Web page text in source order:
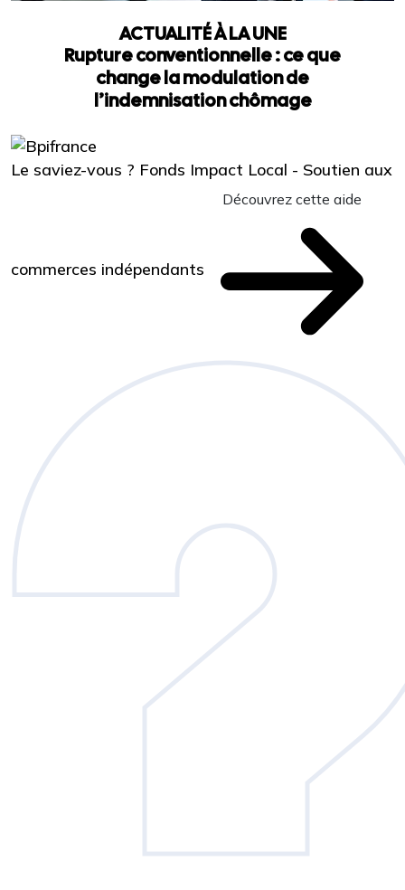
ACTUALITÉ À LA UNE
Rupture conventionnelle : ce que
change la modulation de
l’indemnisation chômage
Le saviez-vous ? Fonds Impact Local - Soutien aux
commerces indépendants
Découvrez cette aide